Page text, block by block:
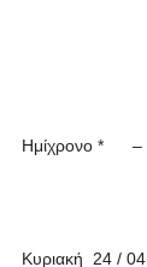
Ημίχρονο * –
Κυριακή 24